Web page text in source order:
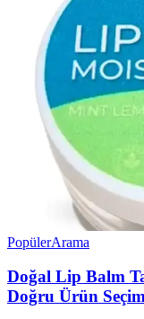
PopülerArama
Doğal Lip Balm
Doğru Ürün